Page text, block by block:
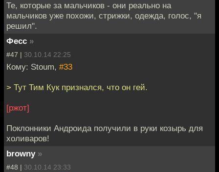
Те, которые за мальчиков - они реально на
мальчиков уже похожи, стрижки, одежда, голос, "я
решил".
Фесс »
#47 | 30.10.14 22:25
Кому: Stoum, #33
> Тут Тим Кук признался, что он гей.
[ржот]
Поклонники Андроида получили в руки козырь для
холиваров!
browny »
#48 | 30.10.14 23:33